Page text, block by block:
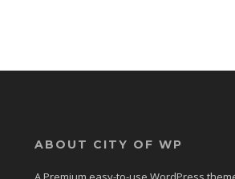
ABOUT CITY OF WP